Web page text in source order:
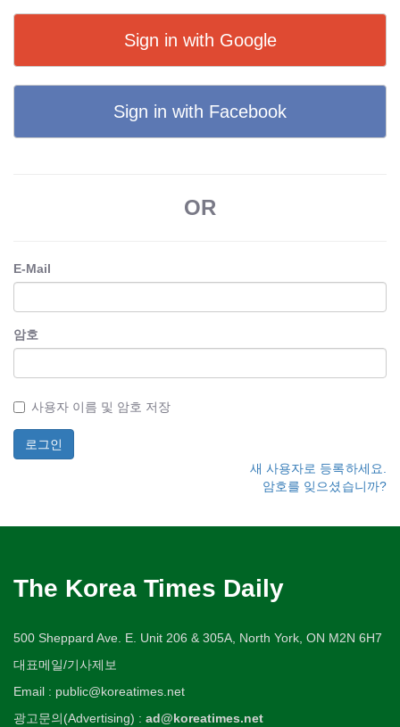
Sign in with Google
Sign in with Facebook
OR
E-Mail
암호
사용자 이름 및 암호 저장
새 사용자로 등록하세요.
암호를 잊으셨습니까?
The Korea Times Daily
500 Sheppard Ave. E. Unit 206 & 305A, North York, ON M2N 6H7
대표메일/기사제보
Email : public@koreatimes.net
광고문의(Advertising) : ad@koreatimes.net